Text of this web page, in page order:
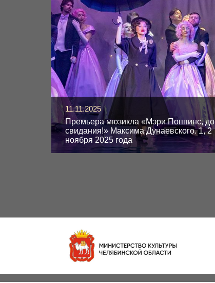
11.11.2025
Премьера мюзикла «Мэри Поппинс, до
свидания!» Максима Дунаевского. 1, 2
ноября 2025 года